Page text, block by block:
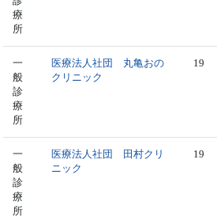
療
所
一
般
診
療
所
医療法人社団 丸亀おの
クリニック
19
一
般
診
療
所
医療法人社団 田村クリ
ニック
19